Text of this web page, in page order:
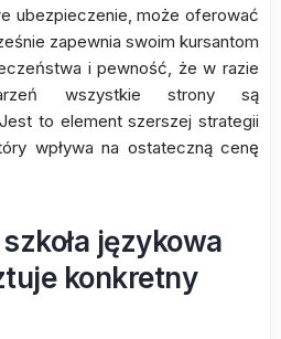
ubezpieczenie, może oferować
zapewnia swoim kursantom
i pewność, że w razie
wszystkie strony są
to element szerszej strategii
wpływa na ostateczną cenę
językowa
konkretny